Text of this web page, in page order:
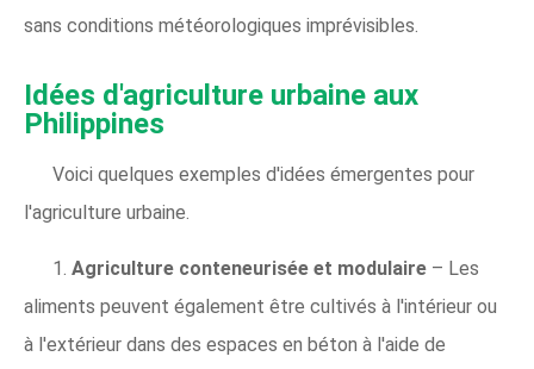
sans conditions météorologiques imprévisibles.
Idées d'agriculture urbaine aux
Philippines
Voici quelques exemples d'idées émergentes pour
l'agriculture urbaine.
1. Agriculture conteneurisée et modulaire – Les
aliments peuvent également être cultivés à l'intérieur ou
à l'extérieur dans des espaces en béton à l'aide de